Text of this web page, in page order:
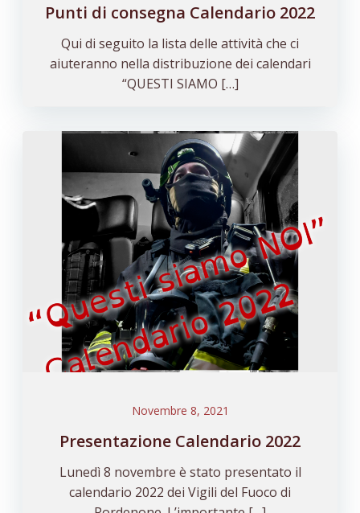
Punti di consegna Calendario 2022
Qui di seguito la lista delle attività che ci
aiuteranno nella distribuzione dei calendari
“QUESTI SIAMO […]
Novembre 8, 2021
Presentazione Calendario 2022
Lunedì 8 novembre è stato presentato il
calendario 2022 dei Vigili del Fuoco di